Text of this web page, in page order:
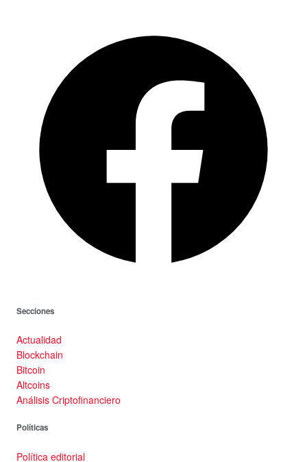
Secciones
Actualidad
Blockchain
Bitcoin
Altcoins
Análisis Criptofinanciero
Políticas
Política editorial